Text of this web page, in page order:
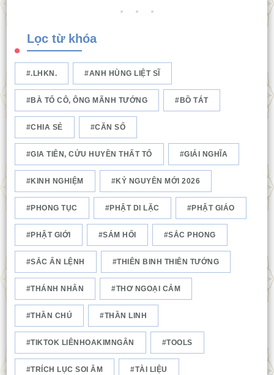
Lọc từ khóa
.LHKN. ANH HÙNG LIỆT SĨ
BÀ TỔ CÔ, ÔNG MÃNH TƯỚNG BỒ TÁT
CHIA SẺ CĂN SỐ
GIA TIÊN, CỬU HUYỀN THẤT TỔ GIẢI NGHĨA
KINH NGHIỆM KỶ NGUYÊN MỚI 2026
PHONG TỤC PHẬT DI LẶC PHẬT GIÁO
PHẬT GIỚI SÁM HỐI SẮC PHONG
SẮC ẤN LỆNH THIÊN BINH THIÊN TƯỚNG
THÁNH NHÂN THƠ NGOẠI CẢM
THẦN CHÚ THẦN LINH
TIKTOK LIÊNHOAKIMNGÂN TOOLS
TRÍCH LỤC SOI ÂM TÀI LIỆU